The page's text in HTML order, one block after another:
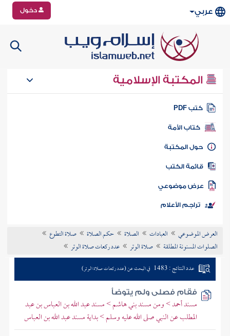
عربي دخول
المكتبة الإسلامية
كتب PDF
كتاب الأمة
المكتبة
الكتب
موضوعي
تراجم الأعلام
العرض الموضوعي العبادات الصلاة حكم الصلاة
صلاة التطوع
الصلوات المسنونة المطلقة
صلاة الوتر عدد ركعات صلاة الوتر
عدد النتائج : 1483 في البحث عن (عدد ركعات صلاة الوتر)
فقام فصلى ولم يتوضأ
مسند أحمد > ومن مسند بني هاشم > مسند عبد الله بن العباس بن عبد
المطلب عن النبي صلى الله عليه وسلم > بداية مسند عبد الله بن العباس